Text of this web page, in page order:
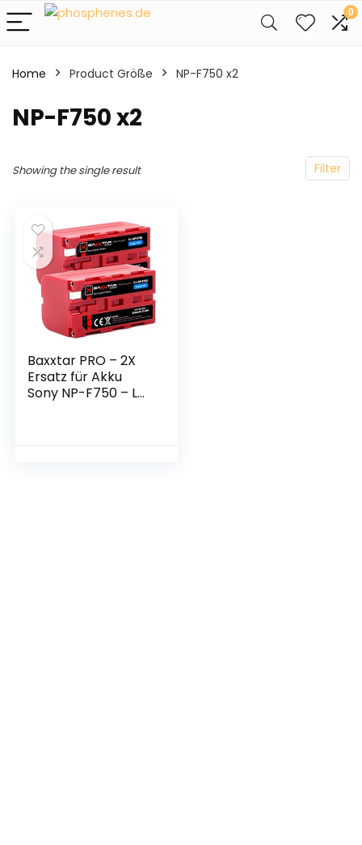
0
Home Product Größe ‎NP-F750 x2
‎NP-F750 x2
Filter
Showing the single result
Baxxtar PRO – 2X
Ersatz für Akku
Sony NP-F750 – LG